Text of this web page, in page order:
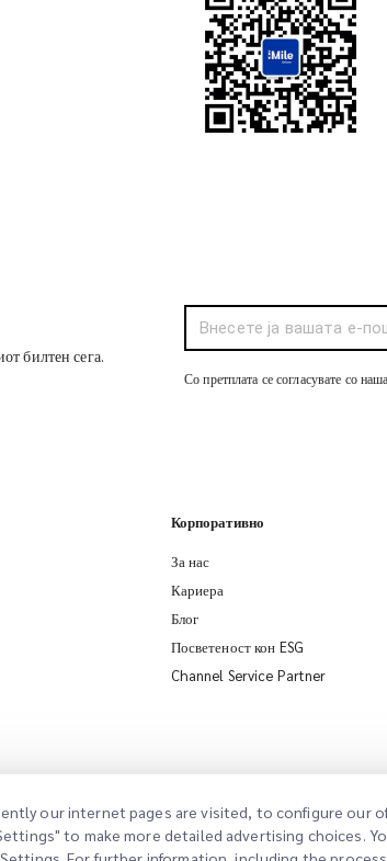
билтен сега.
Со претплата се согласувате со
Корпоративно
За нас
Кариера
Блог
Посветеност кон ESG
Channel Service Partner
our internet pages are visited, to configure our
to make more detailed advertising choices.